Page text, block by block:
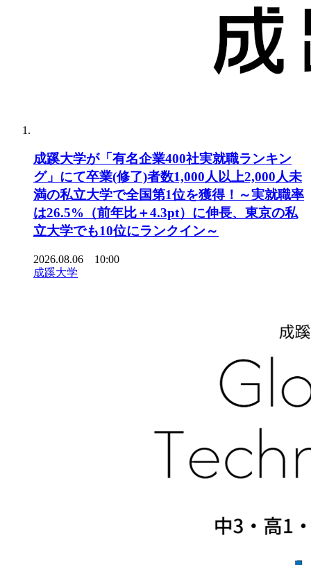
成蹊大学が「有名企業400社実就職ランキン
グ」にて卒業(修了)者数1,000人以上2,000人未
満の私立大学で全国第1位を獲得！～実就職率
は26.5%（前年比＋4.3pt）に伸長、東京の私
立大学でも10位にランクイン～
2026.08.06 10:00
成蹊大学